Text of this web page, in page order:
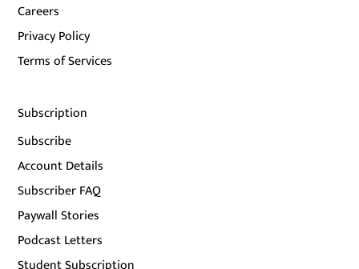
Careers
Privacy Policy
Terms of Services
Subscription
Subscribe
Account Details
Subscriber FAQ
Paywall Stories
Podcast Letters